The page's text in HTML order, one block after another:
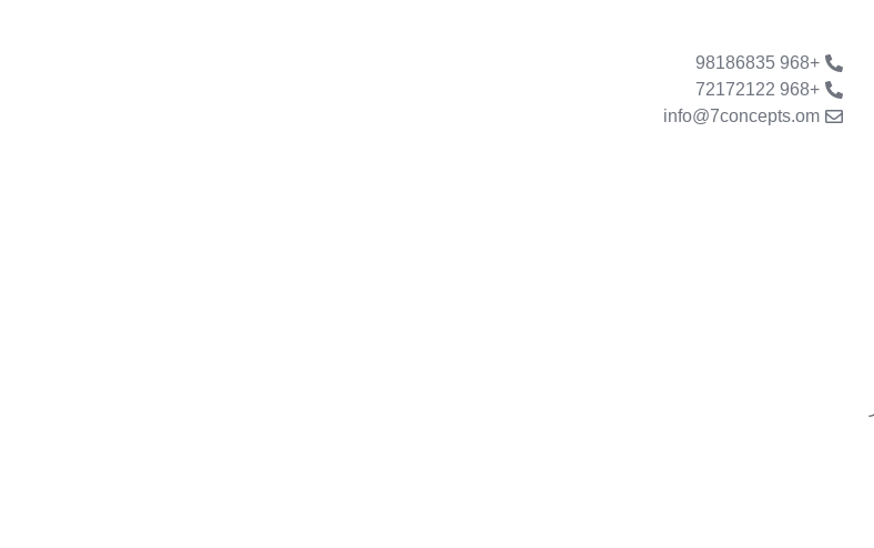
+968 98186835
+968 72172122
info@7concepts.om